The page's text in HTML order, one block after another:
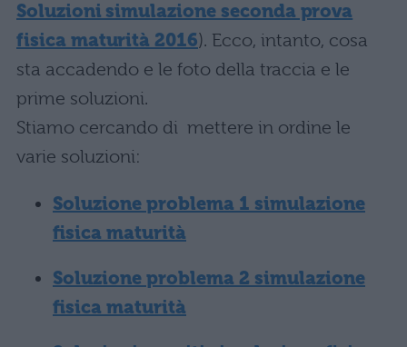
Soluzioni simulazione seconda prova
fisica maturità 2016). Ecco, intanto, cosa
sta accadendo e le foto della traccia e le
prime soluzioni.
Stiamo cercando di mettere in ordine le
varie soluzioni:
Soluzione problema 1 simulazione
fisica maturità
Soluzione problema 2 simulazione
fisica maturità